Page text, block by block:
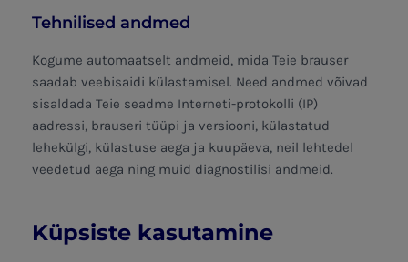
Tehnilised andmed
Kogume automaatselt andmeid, mida Teie brauser
saadab veebisaidi külastamisel. Need andmed võivad
sisaldada Teie seadme Interneti-protokolli (IP)
aadressi, brauseri tüüpi ja versiooni, külastatud
lehekülgi, külastuse aega ja kuupäeva, neil lehtedel
veedetud aega ning muid diagnostilisi andmeid.
Küpsiste kasutamine